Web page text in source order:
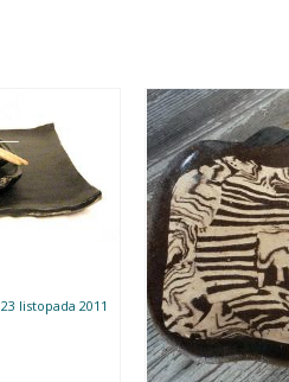
23 listopada 2011